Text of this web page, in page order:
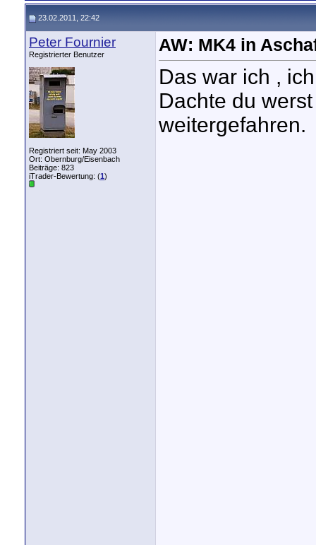
23.02.2011, 22:42
Peter Fournier
Registrierter Benutzer
Registriert seit: May 2003
Ort: Obernburg/Eisenbach
Beiträge: 823
iTrader-Bewertung: (1)
AW: MK4 in
Das war ich ,
Dachte du
weitergefahren.